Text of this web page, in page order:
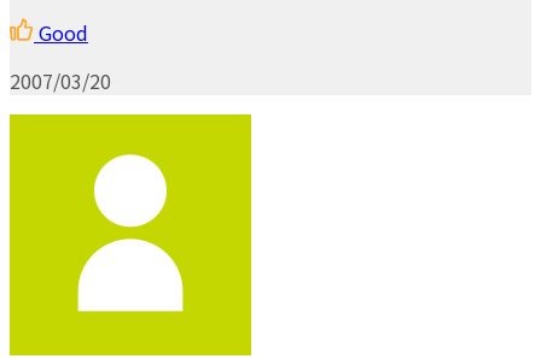
Good
2007/03/20